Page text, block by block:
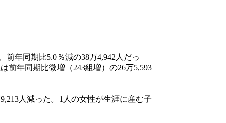
年同期比5.0％減の38万4,942人だっ
前年同期比微増（243組増）の26万5,593
人減った。1人の女性が生涯に産む子